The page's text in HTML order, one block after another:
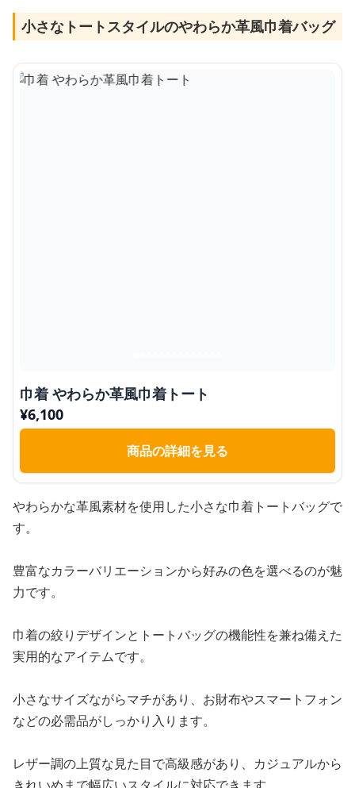
小さなトートスタイルのやわらか革風巾着バッグ
巾着 やわらか革風巾着トート
¥6,100
商品の詳細を見る
やわらかな革風素材を使用した小さな巾着トートバッグで
す。
豊富なカラーバリエーションから好みの色を選べるのが魅
力です。
巾着の絞りデザインとトートバッグの機能性を兼ね備えた
実用的なアイテムです。
小さなサイズながらマチがあり、お財布やスマートフォン
などの必需品がしっかり入ります。
レザー調の上質な見た目で高級感があり、カジュアルから